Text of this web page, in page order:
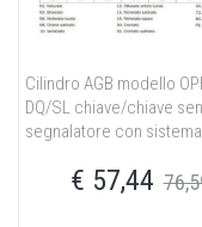
Cilindro AGB modello
DQ/SL chiave/chiave
segnalatore con
35/10/45 per portoncino
€ 57,44